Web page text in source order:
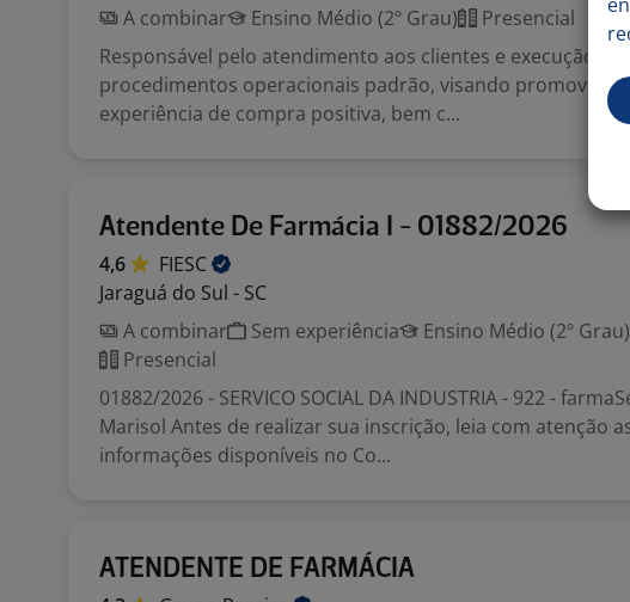
A combinar
Ensino Médio (2º Grau)
Presencial
Responsável pelo atendimento aos clientes e execução dos
procedimentos operacionais padrão, visando promover
experiência de compra positiva, bem c...
Atendente De Farmácia I - 01882/2026
4,6
FIESC
Jaraguá do Sul - SC
A combinar
Sem experiência
Ensino Médio (2º Grau)
Presencial
01882/2026 - SERVICO SOCIAL DA INDUSTRIA - 922 -
Marisol Antes de realizar sua inscrição, leia com atenção
informações disponíveis no Co...
ATENDENTE DE FARMÁCIA